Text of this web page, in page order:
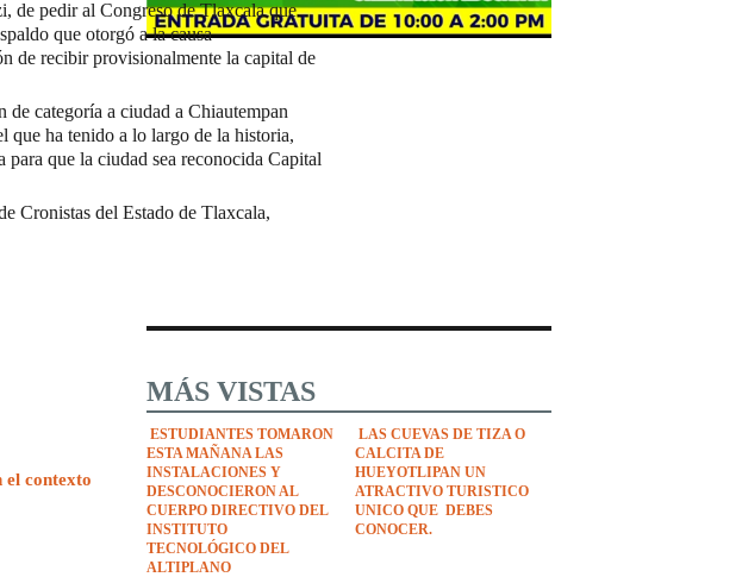
de pedir al Congreso de Tlaxcala que
que otorgó a la causa
de recibir provisionalmente la capital de
categoría a ciudad a Chiautempan
que ha tenido a lo largo de la historia,
que la ciudad sea reconocida Capital
Cronistas del Estado de Tlaxcala,
el contexto
MÁS VISTAS
ESTUDIANTES TOMARON
ESTA MAÑANA LAS
INSTALACIONES Y
DESCONOCIERON AL
CUERPO DIRECTIVO DEL
INSTITUTO
TECNOLÓGICO DEL
ALTIPLANO
LAS CUEVAS DE TIZA O
CALCITA DE
HUEYOTLIPAN UN
ATRACTIVO TURISTICO
UNICO QUE DEBES
CONOCER.